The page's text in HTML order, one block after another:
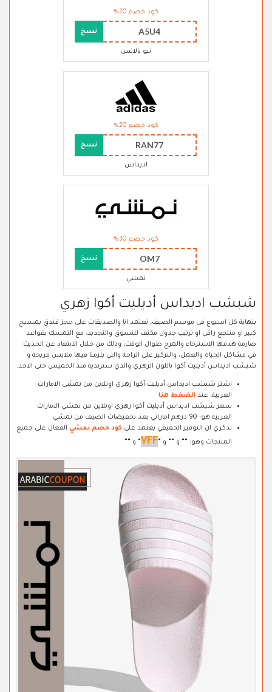
كود خصم 20%
A5U4 نسخ
نيو بالانس
كود خصم 20%
RAN77 نسخ
اديداس
كود خصم 30%
OM7 نسخ
نمشي
شبشب اديداس أديليت أكوا زهري
بنهاية كل اسبوع في موسم الصيف، نعتمد انا والصديقات على حجز فندق بمسبح
كبير او منتجع راقي او ترتيب جدول مكثف للتسوق والتجديد، مع التمسك بقواعد
صارمة هدفها الاسترخاء والمرح طوال الوقت، وذلك من خلال الابتعاد عن الحديث
في مشاكل الحياة والعمل، والتركيز على الراحة والتي يلزمنا فيها ملابس مريحة و
شبشب اديداس أديليت أكوا باللون الزهري والذي سنرتديه منذ الخميس حتى الاحد.
اشتر شبشب اديداس أديليت أكوا زهري اونلاين من نمشي الامارات
العربية، عند الضغط هنا
سعر شبشب اديداس أديليت أكوا زهري اونلاين من نمشي الامارات
العربية هو: 90 درهم اماراتي بعد تخفيضات الصيف من نمشي
تذكري ان التوفير الحقيقي يعتمد على كود خصم نمشي الفعال على جميع
المنتجات وهو: "
" و "
" و "
VFF
" و "
"